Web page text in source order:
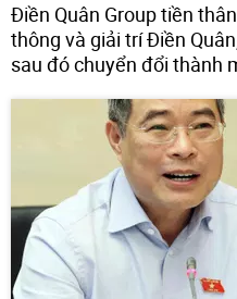
Điền Quân Group tiền
thông và giải trí Điền
sau đó chuyển đổi thành